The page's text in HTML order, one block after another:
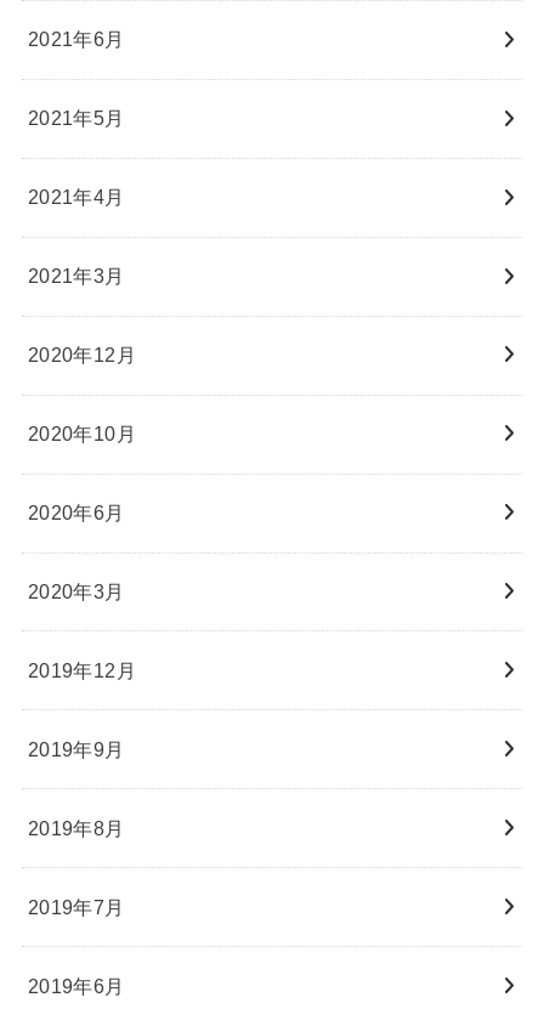
2021年6月
2021年5月
2021年4月
2021年3月
2020年12月
2020年10月
2020年6月
2020年3月
2019年12月
2019年9月
2019年8月
2019年7月
2019年6月